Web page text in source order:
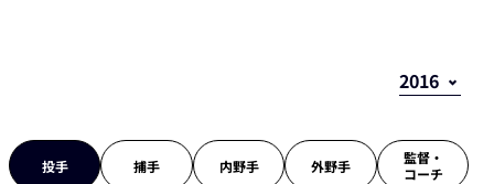
投手 捕手 内野手 外野手
監督・
コーチ